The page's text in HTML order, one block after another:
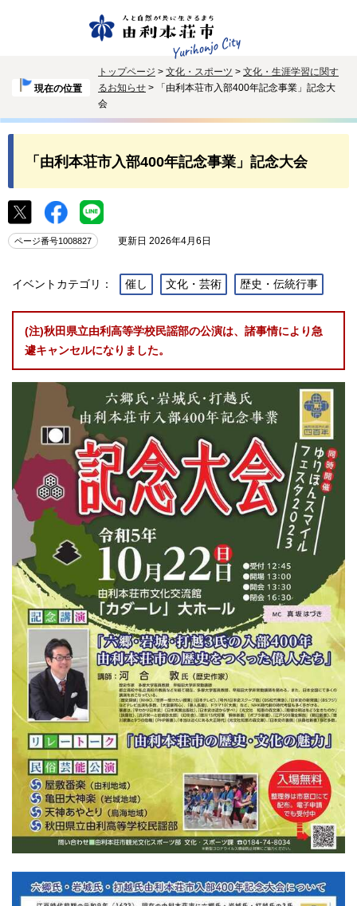
現在の位置
トップページ > 文化・スポーツ > 文化・生涯学習に関す
るお知らせ > 「由利本荘市入部400年記念事業」記念大
会
「由利本荘市入部400年記念事業」記念大会
ページ番号1008827 更新日 2026年4月6日
イベントカテゴリ： 催し 文化・芸術 歴史・伝統行事
(注)秋田県立由利高等学校民謡部の公演は、諸事情により急
遽キャンセルになりました。